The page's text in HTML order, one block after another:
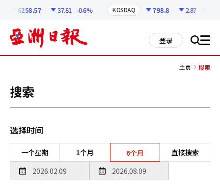
6258.57 37.81 -0.6% KOSDAQ 798.8 2.87 -0.36%
登录 搜 all
主页 搜索
搜索
选择时间
一个星期 1个月 6个月 直接搜索